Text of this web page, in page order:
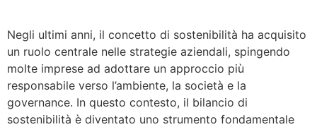
Negli ultimi anni, il concetto di sostenibilità ha acquisito
un ruolo centrale nelle strategie aziendali, spingendo
molte imprese ad adottare un approccio più
responsabile verso l’ambiente, la società e la
governance. In questo contesto, il bilancio di
sostenibilità è diventato uno strumento fondamentale